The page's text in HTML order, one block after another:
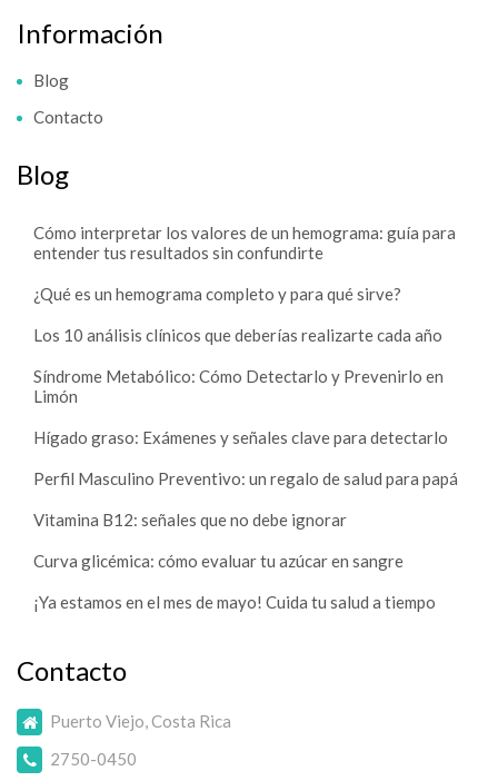
Información
Blog
Contacto
Blog
Cómo interpretar los valores de un hemograma: guía para
entender tus resultados sin confundirte
¿Qué es un hemograma completo y para qué sirve?
Los 10 análisis clínicos que deberías realizarte cada año
Síndrome Metabólico: Cómo Detectarlo y Prevenirlo en
Limón
Hígado graso: Exámenes y señales clave para detectarlo
Perfil Masculino Preventivo: un regalo de salud para papá
Vitamina B12: señales que no debe ignorar
Curva glicémica: cómo evaluar tu azúcar en sangre
¡Ya estamos en el mes de mayo! Cuida tu salud a tiempo
Contacto
Puerto Viejo, Costa Rica
2750-0450